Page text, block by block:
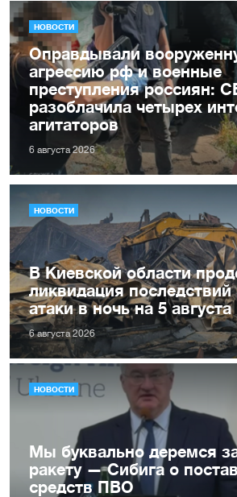
НОВОСТИ
Оправдывали
агрессию рф и военные
преступления россиян:
разоблачила четырех
агитаторов
6 августа 2026
НОВОСТИ
В Киевской области
ликвидация
атаки в ночь на 5 августа
6 августа 2026
НОВОСТИ
Мы буквально деремся
ракету — Сибига о
средств ПВО